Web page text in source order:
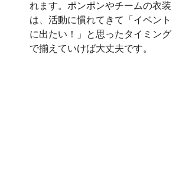
れます。ポンポンやチームの衣装
は、活動に慣れてきて「イベント
に出たい！」と思ったタイミング
で揃えていけば大丈夫です。